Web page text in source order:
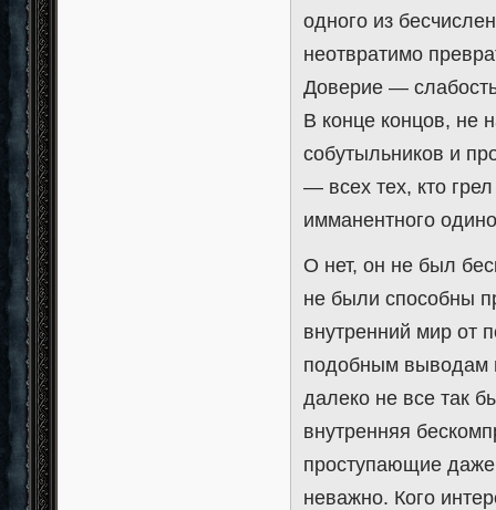
одного из
неотвратимо
Доверие —
В конце концов, не
собутыльников и
— всех тех, кто
имманентного
О нет, он не был
не были способны
внутренний мир от
подобным выводам
далеко не все так
внутренняя
проступающие даже
неважно. Кого